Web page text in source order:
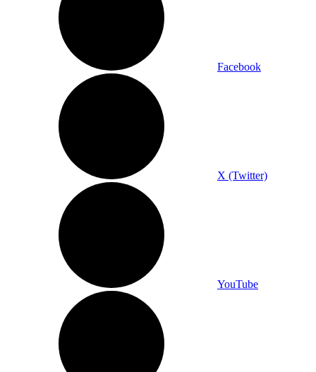
Facebook
X (Twitter)
YouTube